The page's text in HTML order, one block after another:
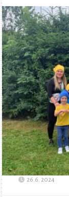
26.6. 2024